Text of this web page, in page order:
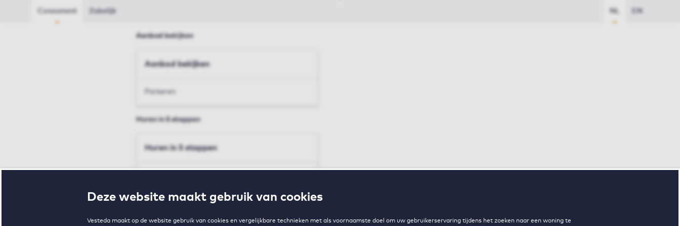
Deze website maakt gebruik van cookies
Vesteda maakt op de website gebruik van cookies en vergelijkbare technieken met als voornaamste doel om uw gebruikerservaring tijdens het zoeken naar een woning te
Consument Zakelijk NL EN
Aanbod bekijken
Aanbod bekijken
Parkeren
Huren in 5 stappen
Huren in 5 stappen
Voorwaarden en toewijzing